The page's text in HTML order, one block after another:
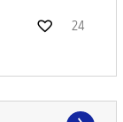
24